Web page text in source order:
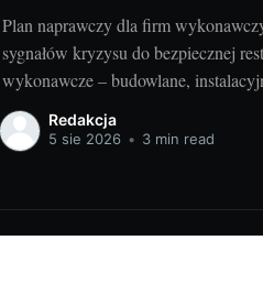
Plan naprawczy dla firm
sygnałów kryzysu do bezpiecznej
wykonawcze – budowlane,
pracują na niskich marżach, długich
produkcyjnych i wysokich
kruszyć. Poniżej przedstawiam
Redakcja
5 sie 2026 • 3 min read